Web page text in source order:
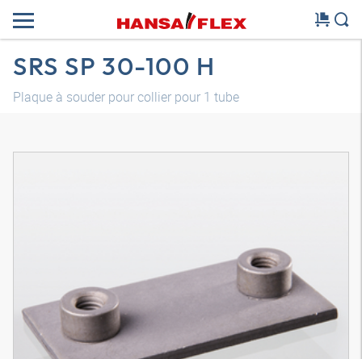
SRS SP 30-100 H
Plaque à souder pour collier pour 1 tube